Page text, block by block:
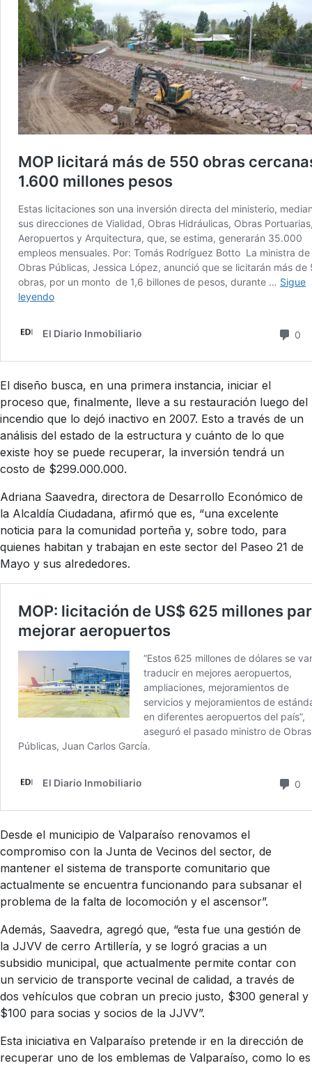
El diseño busca, en una primera instancia, iniciar el
proceso que, finalmente, lleve a su restauración luego del
incendio que lo dejó inactivo en 2007. Esto a través de un
análisis del estado de la estructura y cuánto de lo que
existe hoy se puede recuperar, la inversión tendrá un
costo de $299.000.000.
Adriana Saavedra, directora de Desarrollo Económico de
la Alcaldía Ciudadana, afirmó que es, “una excelente
noticia para la comunidad porteña y, sobre todo, para
quienes habitan y trabajan en este sector del Paseo 21 de
Mayo y sus alrededores.
Desde el municipio de Valparaíso renovamos el
compromiso con la Junta de Vecinos del sector, de
mantener el sistema de transporte comunitario que
actualmente se encuentra funcionando para subsanar el
problema de la falta de locomoción y el ascensor”.
Además, Saavedra, agregó que, “esta fue una gestión de
la JJVV de cerro Artillería, y se logró gracias a un
subsidio municipal, que actualmente permite contar con
un servicio de transporte vecinal de calidad, a través de
dos vehículos que cobran un precio justo, $300 general y
$100 para socias y socios de la JJVV”.
Esta iniciativa en Valparaíso pretende ir en la dirección de
recuperar uno de los emblemas de Valparaíso, como lo es